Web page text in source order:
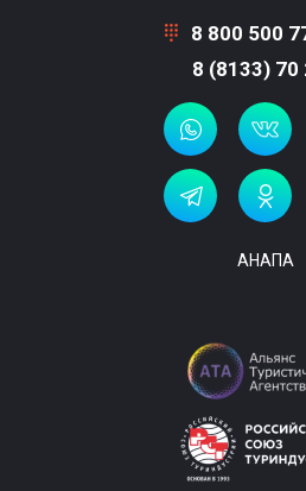
8 800 500
8 (8133) 70
АНАПА